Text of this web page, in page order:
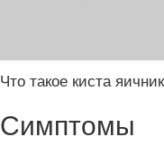
Что такое киста
Симптомы